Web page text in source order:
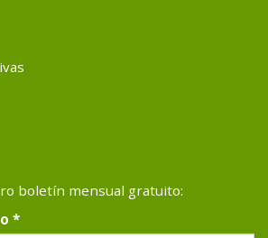
boletín mensual gratuito:
*